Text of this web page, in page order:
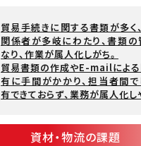
貿易手続きに関する書類が多く
関係者が多岐にわたり、書類の
なり、作業が属人化しがち。
貿易書類の作成やE-mailによる
有に手間がかかり、担当者間で
有できておらず、業務が属人化し
資材・物流の課題